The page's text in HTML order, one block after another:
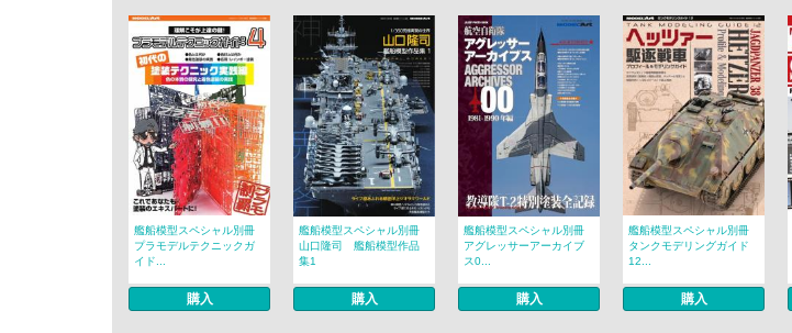
艦船模型スペシャル別冊
プラモデルテクニックガ
イド...
購入
艦船模型スペシャル別冊
山口隆司 艦船模型作品
集1
購入
艦船模型スペシャル別冊
アグレッサーアーカイブ
ス0...
購入
艦船模型スペシャル別冊
タンクモデリングガイド
12...
購入